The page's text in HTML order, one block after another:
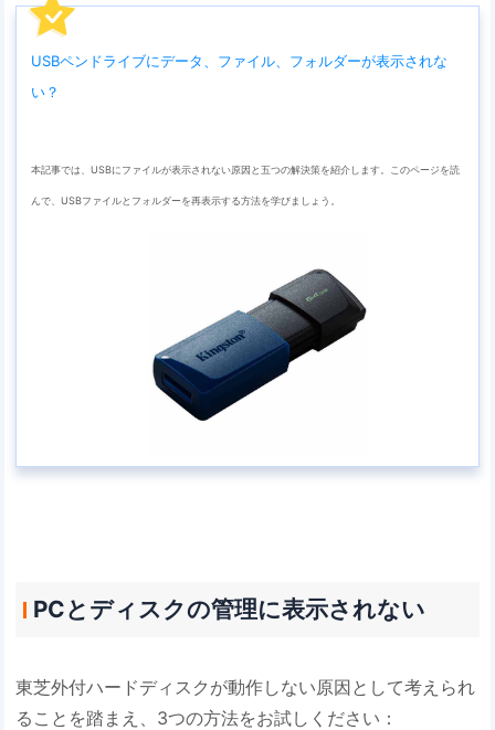
USBペンドライブにデータ、ファイル、フォルダーが表示されな
い？
本記事では、USBにファイルが表示されない原因と五つの解決策を紹介します。このページを読
んで、USBファイルとフォルダーを再表示する方法を学びましょう。
PCとディスクの管理に表示されない
東芝外付ハードディスクが動作しない原因として考えられ
ることを踏まえ、3つの方法をお試しください：